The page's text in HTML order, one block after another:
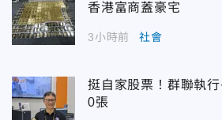
香港富商蓋豪宅
3小時前 社會
挺自家股票！群聯執
0張